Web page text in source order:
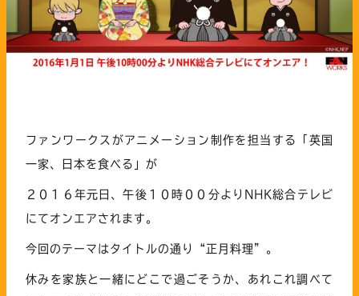
ファンワークスがアニメーション制作を担当する「英国
一家、日本を食べる」が
２０１６年元日、午後１０時００分よりNHK総合テレビ
にてオンエアされます。
今回のテーマはタイトルの通り“正月料理”。
休みを家族と一緒にどこで過ごそうか、あれこれ調べて